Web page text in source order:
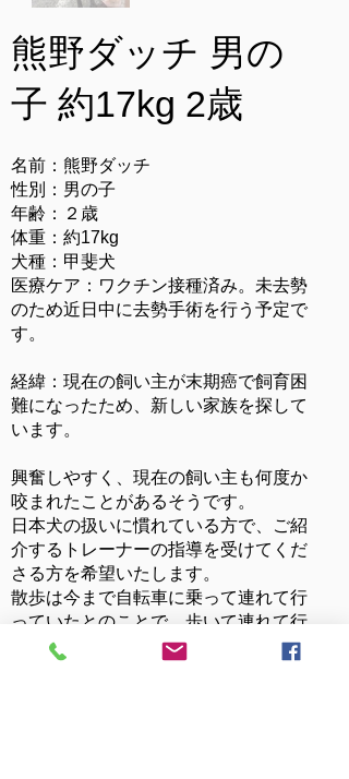
熊野ダッチ 男の
子 約17kg 2歳
名前： ​熊野ダッチ
性別：男の子
年齢：２歳
体重：約17kg
犬種：甲斐犬
医療ケア：ワクチン接種済み。未去勢
のため近日中に去勢手術を行う予定で
す。
経緯：現在の飼い主が末期癌で飼育困
難になったため、新しい家族を探して
います。
興奮しやすく、現在の飼い主も何度か
咬まれたことがあるそうです。
日本犬の扱いに慣れている方で、ご紹
介するトレーナーの指導を受けてくだ
さる方を希望いたします。
散歩は今まで自転車に乗って連れて行
っていたとのことで、歩いて連れて行
こうとするとかなり強く引っ張りま